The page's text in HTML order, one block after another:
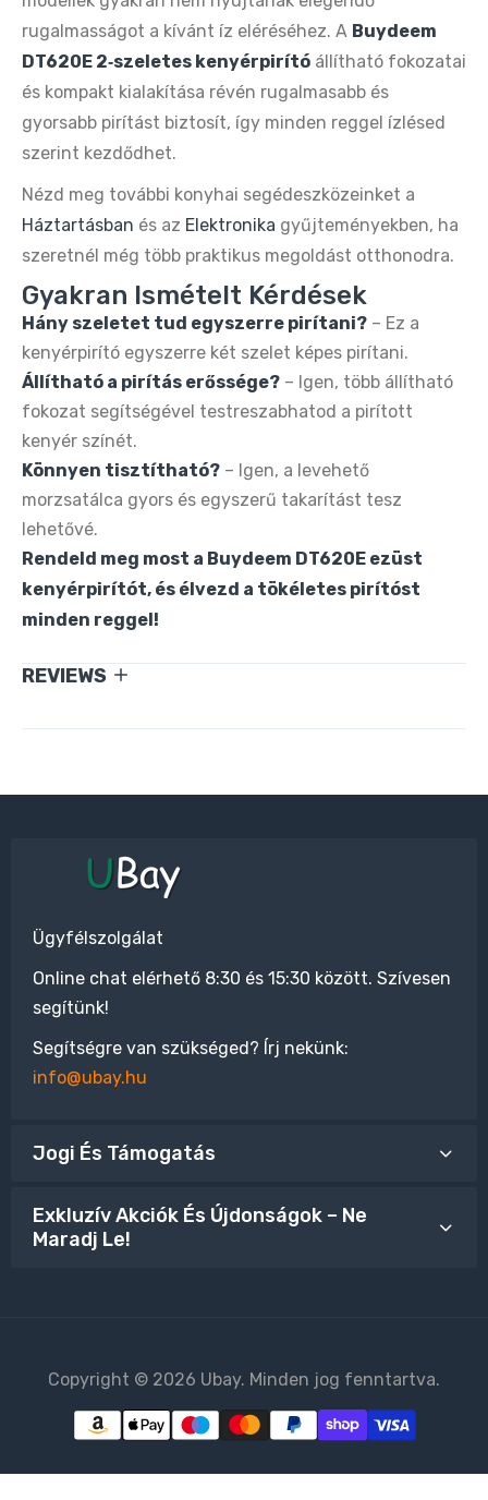
rugalmasságot a kívánt íz eléréséhez. A Buydeem
DT620E 2‑szeletes kenyérpirító állítható fokozatai
és kompakt kialakítása révén rugalmasabb és
gyorsabb pirítást biztosít, így minden reggel ízlésed
szerint kezdődhet.
Nézd meg további konyhai segédeszközeinket a
Háztartásban és az Elektronika gyűjteményekben, ha
szeretnél még több praktikus megoldást otthonodra.
Gyakran Ismételt Kérdések
Hány szeletet tud egyszerre pirítani? – Ez a
kenyérpirító egyszerre két szelet képes pirítani.
Állítható a pirítás erőssége? – Igen, több állítható
fokozat segítségével testreszabhatod a pirított
kenyér színét.
Könnyen tisztítható? – Igen, a levehető
morzsatálca gyors és egyszerű takarítást tesz
lehetővé.
Rendeld meg most a Buydeem DT620E ezüst
kenyérpirítót, és élvezd a tökéletes pirítóst
minden reggel!
REVIEWS
Ügyfélszolgálat
Online chat elérhető 8:30 és 15:30 között. Szívesen
segítünk!
Segítségre van szükséged? Írj nekünk:
info@ubay.hu
Jogi És Támogatás
Exkluzív Akciók És Újdonságok – Ne
Maradj Le!
Copyright © 2026 Ubay. Minden jog fenntartva.